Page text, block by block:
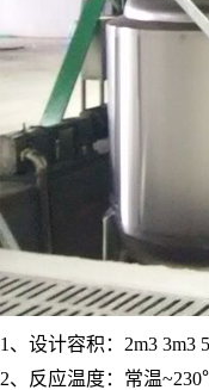
1、设计容积：2m3 3m3
2、反应温度：常温